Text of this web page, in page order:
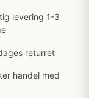
levering 1-3
returret
handel med